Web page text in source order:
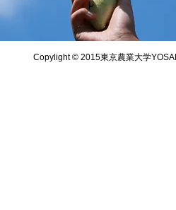
Copylight © 2015東京農業大学